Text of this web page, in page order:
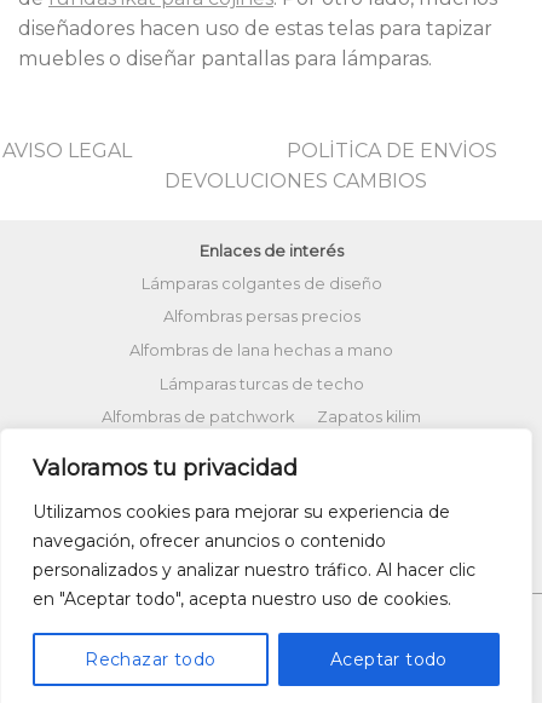
Valoramos tu privacidad
Utilizamos cookies para mejorar su experiencia de
navegación, ofrecer anuncios o contenido
personalizados y analizar nuestro tráfico. Al hacer clic
en "Aceptar todo", acepta nuestro uso de cookies.
Rechazar todo Aceptar todo
diseñadores hacen uso de estas telas para tapizar
muebles o diseñar pantallas para lámparas.
AVISO LEGAL
POLİTİCA DE ENVİOS
DEVOLUCIONES CAMBIOS
Enlaces de interés
Lámparas colgantes de diseño
Alfombras persas precios
Alfombras de lana hechas a mano
Lámparas turcas de techo
Alfombras de patchwork
Zapatos kilim
Alfombras patchwork vintage
Cojines Kilim
Bolsos kilim
Cojines Ikat
Comprar kilim online
Copyright 2026 ©